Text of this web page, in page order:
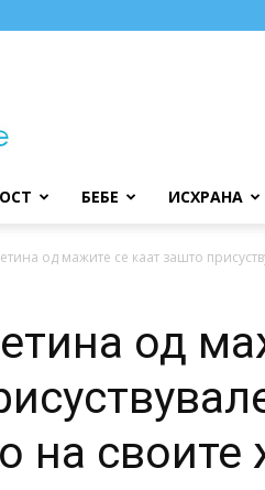
БЕБЕ ИСХРАНА
од мажите се каат зашто
од
на своите